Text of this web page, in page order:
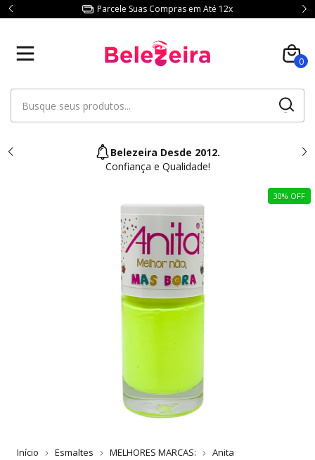
Parcele Suas Compras em Até 12x
0
Belezeira Desde 2012.
Confiança e Qualidade!
30% OFF
Início Esmaltes MELHORES MARCAS: Anita